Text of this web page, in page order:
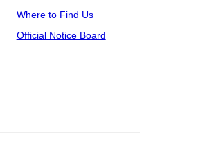
Where to Find Us
Official Notice Board